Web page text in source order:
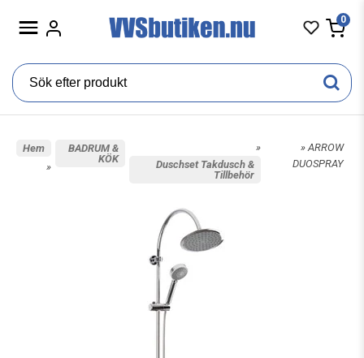
0
Hem
»
BADRUM &
KÖK
»
Duschset Takdusch &
Tillbehör
» ARROW
DUOSPRAY